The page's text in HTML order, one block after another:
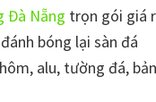
Đà Nẵng trọn gói giá
bóng lại sàn đá
alu, tường đá,